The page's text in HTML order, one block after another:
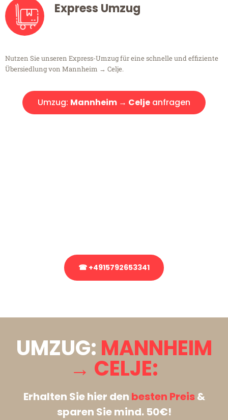
Express Umzug
Nutzen Sie unseren Express-Umzug für eine schnelle und effiziente
Übersiedlung von Mannheim → Celje.
Umzug: Mannheim → Celje anfragen
☎ +4915792653341
UMZUG: MANNHEIM
→ CELJE:
Erhalten Sie hier den besten Preis&
sparen Sie mind. 50€!